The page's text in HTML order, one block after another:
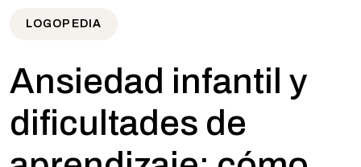
LOGOPEDIA
Ansiedad infantil y
dificultades de